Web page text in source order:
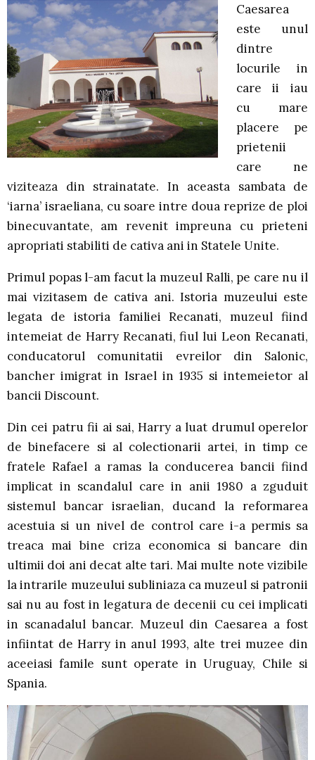
Caesarea
este unul
dintre
locurile in
care ii iau
cu mare
placere pe
prietenii
care ne
viziteaza din strainatate. In aceasta sambata de
‘iarna’ israeliana, cu soare intre doua reprize de ploi
binecuvantate, am revenit impreuna cu prieteni
apropriati stabiliti de cativa ani in Statele Unite.
Primul popas l-am facut la muzeul Ralli, pe care nu il
mai vizitasem de cativa ani. Istoria muzeului este
legata de istoria familiei Recanati, muzeul fiind
intemeiat de Harry Recanati, fiul lui Leon Recanati,
conducatorul comunitatii evreilor din Salonic,
bancher imigrat in Israel in 1935 si intemeietor al
bancii Discount.
Din cei patru fii ai sai, Harry a luat drumul operelor
de binefacere si al colectionarii artei, in timp ce
fratele Rafael a ramas la conducerea bancii fiind
implicat in scandalul care in anii 1980 a zguduit
sistemul bancar israelian, ducand la reformarea
acestuia si un nivel de control care i-a permis sa
treaca mai bine criza economica si bancare din
ultimii doi ani decat alte tari. Mai multe note vizibile
la intrarile muzeului subliniaza ca muzeul si patronii
sai nu au fost in legatura de decenii cu cei implicati
in scanadalul bancar. Muzeul din Caesarea a fost
infiintat de Harry in anul 1993, alte trei muzee din
aceeiasi famile sunt operate in Uruguay, Chile si
Spania.